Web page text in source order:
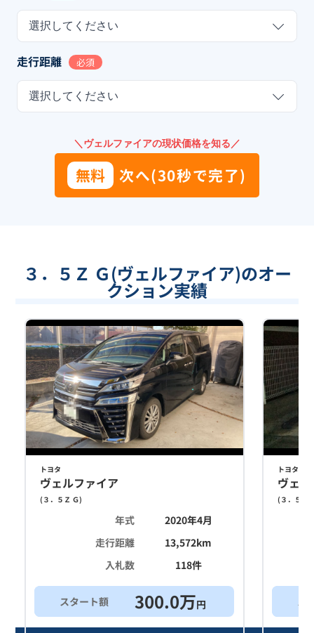
選択してください
走行距離 必須
選択してください
＼ヴェルファイアの現状価格を知る／
無料 次へ(30秒で完了)
３．５Ｚ Ｇ(ヴェルファイア)のオー
クション実績
トヨタ
ヴェルファイア
( ３．５Ｚ Ｇ)
年式
2020年4月
走行距離
13,572km
入札数
118件
スタート額 300.0万円
トヨタ
ヴェ
( ３．５Ｚ